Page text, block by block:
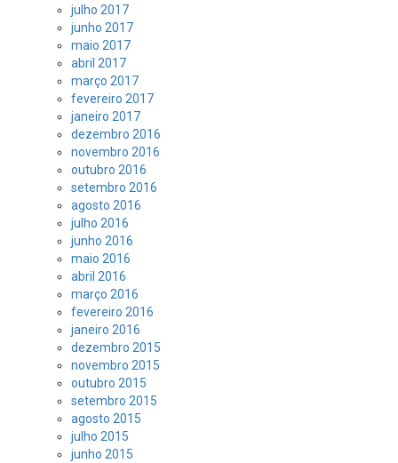
julho 2017
junho 2017
maio 2017
abril 2017
março 2017
fevereiro 2017
janeiro 2017
dezembro 2016
novembro 2016
outubro 2016
setembro 2016
agosto 2016
julho 2016
junho 2016
maio 2016
abril 2016
março 2016
fevereiro 2016
janeiro 2016
dezembro 2015
novembro 2015
outubro 2015
setembro 2015
agosto 2015
julho 2015
junho 2015